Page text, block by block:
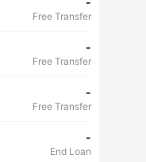
Free Transfer
-
Free Transfer
-
Free Transfer
-
End Loan